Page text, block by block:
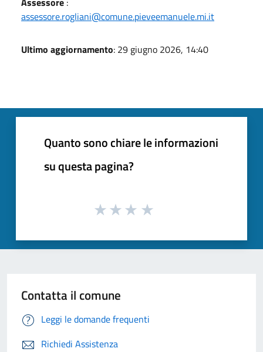
assessore.rogliani@comune.pieveemanuele.mi.it
Ultimo aggiornamento: 29 giugno 2026, 14:40
Quanto sono chiare le informazioni
su questa pagina?
Contatta il comune
Leggi le domande frequenti
Richiedi Assistenza